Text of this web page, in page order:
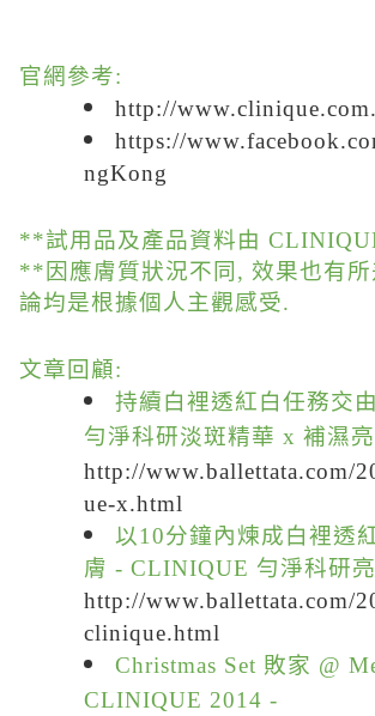
官網參考:
http://
https://
ngKong
**試用品及產品資料由
**因應膚質狀況不同, 效果也有
論均是根據個人主觀感受.
文章回顧:
持續白裡透紅白任務交
勻淨科研淡斑精華 x 補濕
http://www.ballettata.com/
ue-x.html
以10分鐘內煉成白裡透
膚 - CLINIQUE 勻淨科研
http://www.ballettata.com/
clinique.html
Christmas Set 敗家 @
CLINIQUE 2014 -